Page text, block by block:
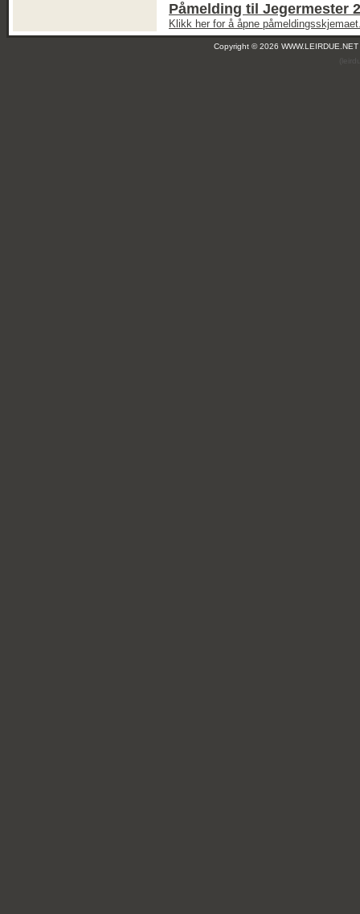
Påmelding til Jegermester
Klikk her for å åpne
Copyright © 2026